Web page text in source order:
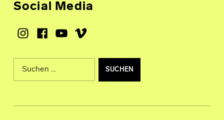
Social Media
Instagram
Facebook
Youtube
Vimeo
Suche nach: